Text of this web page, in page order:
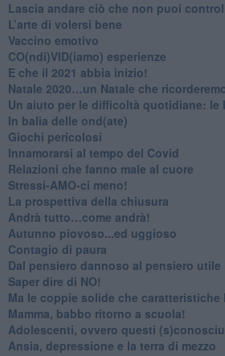
​Lascia andare ciò che non puoi
L’arte di volersi bene
​Vaccino emotivo
CO(ndi)VID(iamo) esperienze
​E che il 2021 abbia inizio!
​Natale 2020…un Natale che
Un aiuto per le difficoltà quotidiane: le
​In balia delle ond(ate)
Giochi pericolosi
Innamorarsi al tempo del Covid
​Relazioni che fanno male al cuore
​Stressi-AMO-ci meno!
​La prospettiva della chiusura
​Andrà tutto…come andrà!
Autunno piovoso...ed uggioso
​Contagio di paura
​Dal pensiero dannoso al pensiero utile
​Saper dire di NO!
​Ma le coppie solide che caratteristiche
​Mamma, babbo ritorno a scuola!
Adolescenti, ovvero questi
Ansia, depressione e la terra di mezzo